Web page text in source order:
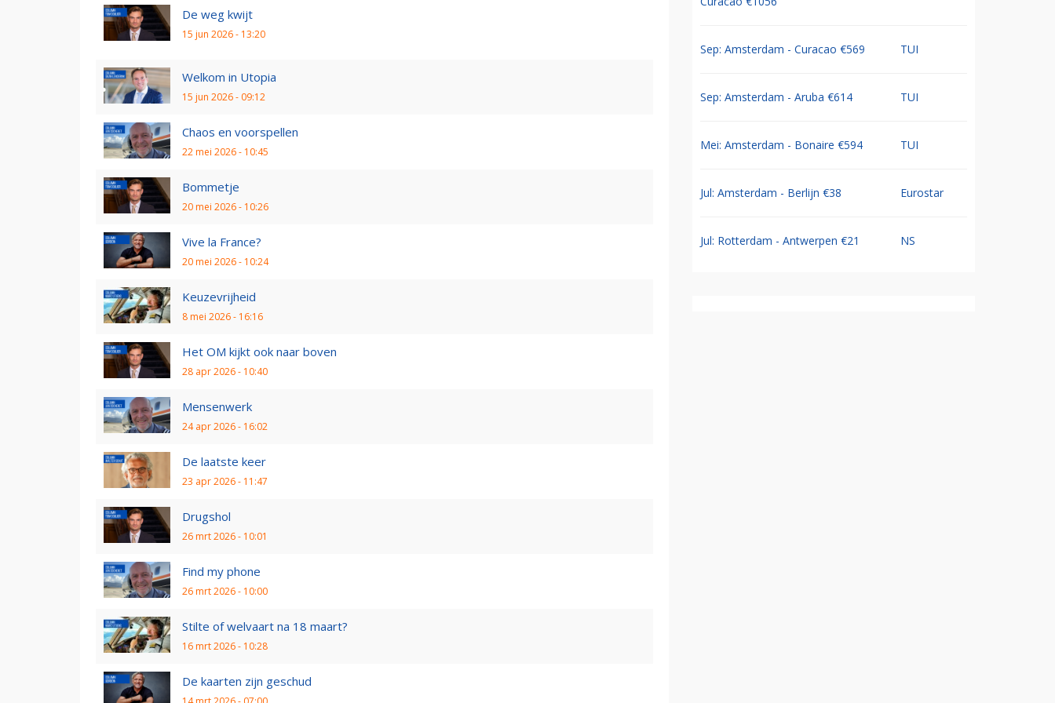
De weg kwijt
15 jun 2026 - 13:20
Welkom in Utopia
15 jun 2026 - 09:12
Chaos en voorspellen
22 mei 2026 - 10:45
Bommetje
20 mei 2026 - 10:26
Vive la France?
20 mei 2026 - 10:24
Keuzevrijheid
8 mei 2026 - 16:16
Het OM kijkt ook naar boven
28 apr 2026 - 10:40
Mensenwerk
24 apr 2026 - 16:02
De laatste keer
23 apr 2026 - 11:47
Drugshol
26 mrt 2026 - 10:01
Find my phone
26 mrt 2026 - 10:00
Stilte of welvaart na 18 maart?
16 mrt 2026 - 10:28
De kaarten zijn geschud
Sep: Amsterdam - Curacao €569 TUI
Sep: Amsterdam - Aruba €614 TUI
Mei: Amsterdam - Bonaire €594 TUI
Jul: Amsterdam - Berlijn €38 Eurostar
Jul: Rotterdam - Antwerpen €21 NS